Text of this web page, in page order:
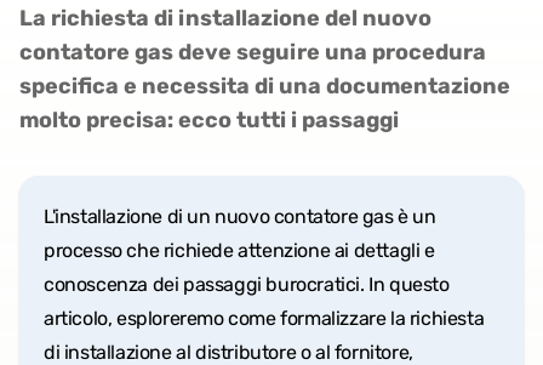
La richiesta di installazione del nuovo
contatore gas deve seguire una procedura
specifica e necessita di una documentazione
molto precisa: ecco tutti i passaggi
L'installazione di un nuovo contatore gas è un
processo che richiede attenzione ai dettagli e
conoscenza dei passaggi burocratici. In questo
articolo, esploreremo come formalizzare la richiesta
di installazione al distributore o al fornitore,